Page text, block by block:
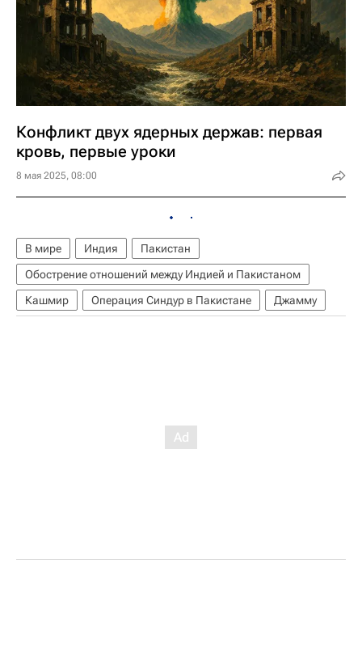
Конфликт двух ядерных держав: первая
кровь, первые уроки
8 мая 2025, 08:00
В мире Индия
Пакистан
Обострение отношений между Индией и Пакистаном
Кашмир
Операция Синдур в Пакистане Джамму